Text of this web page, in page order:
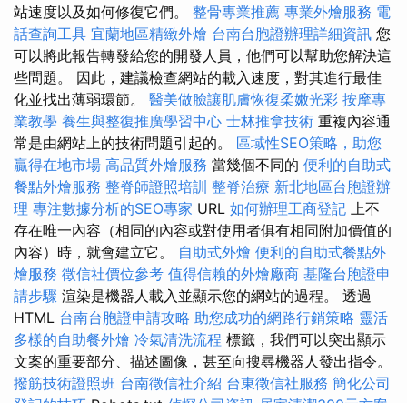
站速度以及如何修復它們。 整骨專業推薦 專業外燴服務 電
話查詢工具 宜蘭地區精緻外燴 台南台胞證辦理詳細資訊 您
可以將此報告轉發給您的開發人員，他們可以幫助您解決這
些問題。 因此，建議檢查網站的載入速度，對其進行最佳
化並找出薄弱環節。 醫美做臉讓肌膚恢復柔嫩光彩 按摩專
業教學 養生與整復推廣學習中心 士林推拿技術 重複內容通
常是由網站上的技術問題引起的。 區域性SEO策略，助您
贏得在地市場 高品質外燴服務 當幾個不同的 便利的自助式
餐點外燴服務 整脊師證照培訓 整脊治療 新北地區台胞證辦
理 專注數據分析的SEO專家 URL 如何辦理工商登記 上不
存在唯一內容（相同的內容或對使用者俱有相同附加價值的
內容）時，就會建立它。 自助式外燴 便利的自助式餐點外
燴服務 徵信社價位參考 值得信賴的外燴廠商 基隆台胞證申
請步驟 渲染是機器人載入並顯示您的網站的過程。 透過
HTML 台南台胞證申請攻略 助您成功的網路行銷策略 靈活
多樣的自助餐外燴 冷氣清洗流程 標籤，我們可以突出顯示
文案的重要部分、描述圖像，甚至向搜尋機器人發出指令。
撥筋技術證照班 台南徵信社介紹 台東徵信社服務 簡化公司